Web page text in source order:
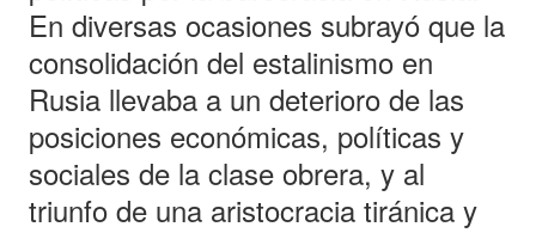
En diversas ocasiones subrayó que la
consolidación del estalinismo en
Rusia llevaba a un deterioro de las
posiciones económicas, políticas y
sociales de la clase obrera, y al
triunfo de una aristocracia tiránica y